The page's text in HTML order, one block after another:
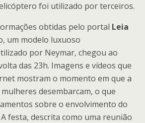
foi utilizado por terceiros.
obtidas pelo portal Leia
um modelo luxuoso
por Neymar, chegou ao
das 23h. Imagens e vídeos que
mostram o momento em que a
desembarcam, o que
sobre o envolvimento do
festa, descrita como uma reunião